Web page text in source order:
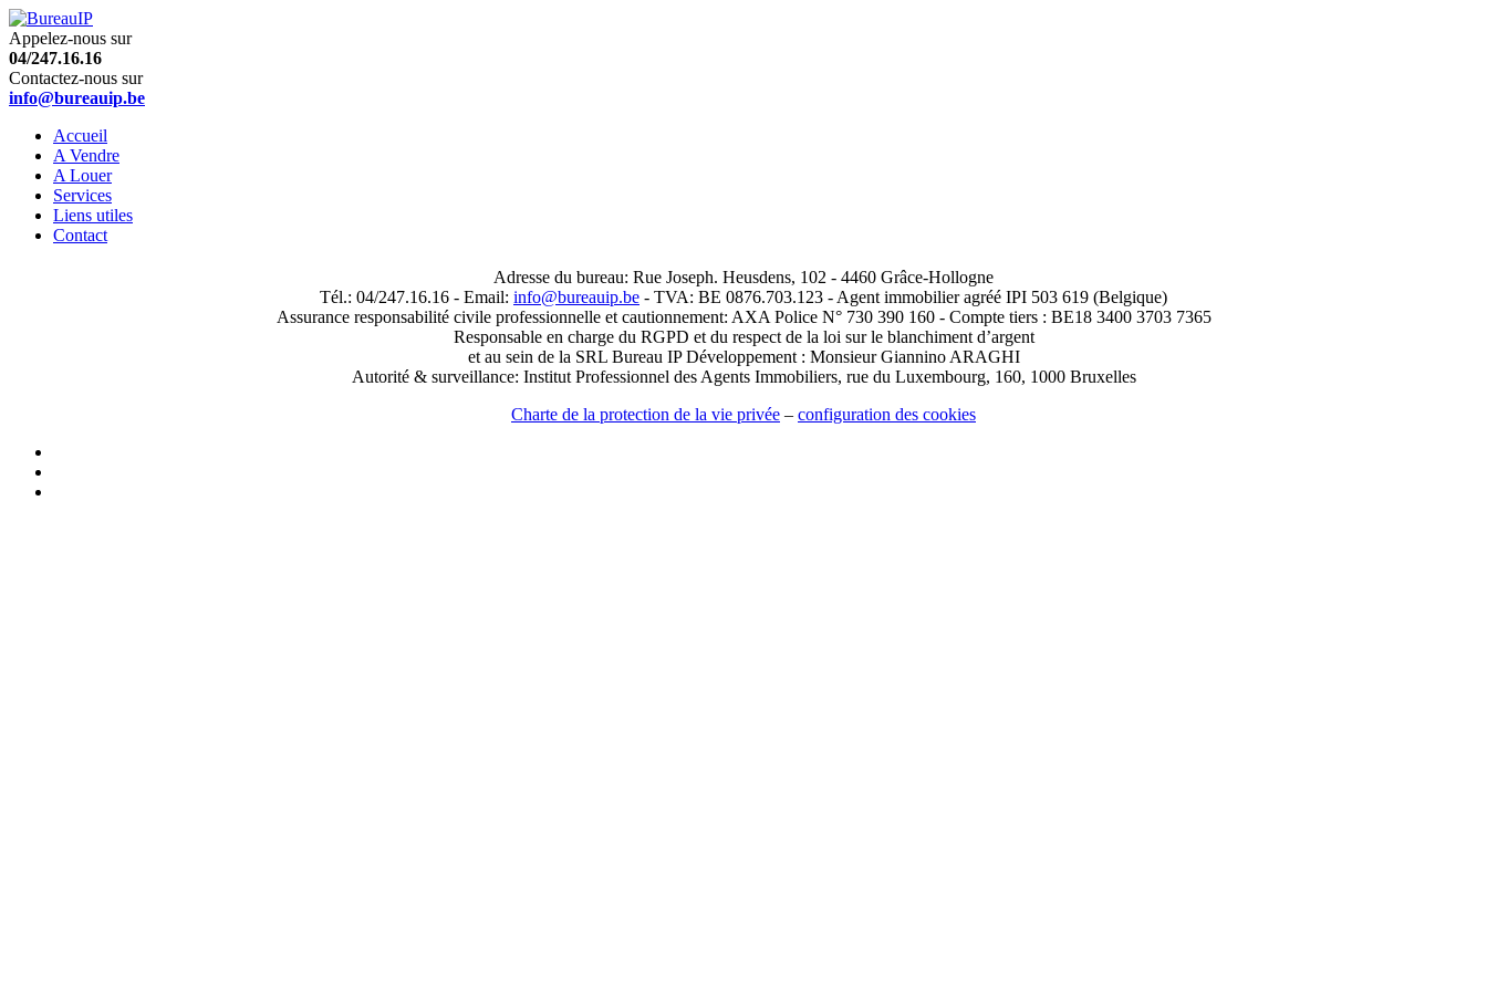
Appelez-nous sur
04/247.16.16
Contactez-nous sur
info@bureauip.be
Accueil
A Vendre
A Louer
Services
Liens utiles
Contact
Adresse du bureau: Rue Joseph. Heusdens, 102 - 4460 Grâce-Hollogne
Tél.: 04/247.16.16 - Email: info@bureauip.be - TVA: BE 0876.703.123 - Agent immobilier agréé IPI 503 619 (Belgique)
Assurance responsabilité civile professionnelle et cautionnement: AXA Police N° 730 390 160 - Compte tiers : BE18 3400 3703 7365
Responsable en charge du RGPD et du respect de la loi sur le blanchiment d’argent
et au sein de la SRL Bureau IP Développement : Monsieur Giannino ARAGHI
Autorité & surveillance: Institut Professionnel des Agents Immobiliers, rue du Luxembourg, 160, 1000 Bruxelles
Charte de la protection de la vie privée – configuration des cookies